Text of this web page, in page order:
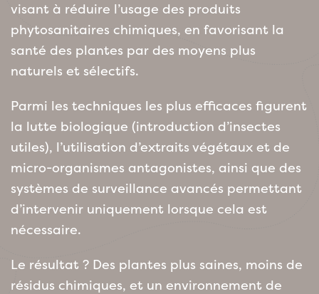
visant à réduire l’usage des produits
phytosanitaires chimiques, en favorisant la
santé des plantes par des moyens plus
naturels et sélectifs.
Parmi les techniques les plus efficaces figurent
la lutte biologique (introduction d’insectes
utiles), l’utilisation d’extraits végétaux et de
micro-organismes antagonistes, ainsi que des
systèmes de surveillance avancés permettant
d’intervenir uniquement lorsque cela est
nécessaire.
Le résultat ? Des plantes plus saines, moins de
résidus chimiques, et un environnement de